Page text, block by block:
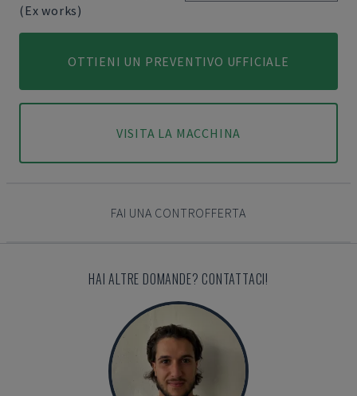
(Ex works)
OTTIENI UN PREVENTIVO UFFICIALE
VISITA LA MACCHINA
FAI UNA CONTROFFERTA
HAI ALTRE DOMANDE? CONTATTACI!